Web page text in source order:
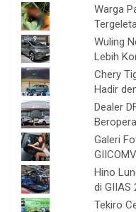
Warga
Wuling
Lebih
Chery
Hadir
Dealer
Galeri
Hino
di GIIAS
Tekiro